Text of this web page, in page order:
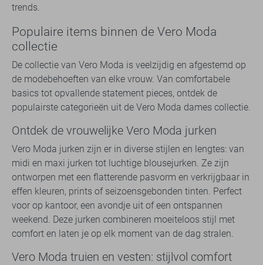
trends.
Populaire items binnen de Vero Moda
collectie
De collectie van Vero Moda is veelzijdig en afgestemd op
de modebehoeften van elke vrouw. Van comfortabele
basics tot opvallende statement pieces, ontdek de
populairste categorieën uit de Vero Moda dames collectie.
Ontdek de vrouwelijke Vero Moda jurken
Vero Moda jurken zijn er in diverse stijlen en lengtes: van
midi en maxi jurken tot luchtige blousejurken. Ze zijn
ontworpen met een flatterende pasvorm en verkrijgbaar in
effen kleuren, prints of seizoensgebonden tinten. Perfect
voor op kantoor, een avondje uit of een ontspannen
weekend. Deze jurken combineren moeiteloos stijl met
comfort en laten je op elk moment van de dag stralen.
Vero Moda truien en vesten: stijlvol comfort